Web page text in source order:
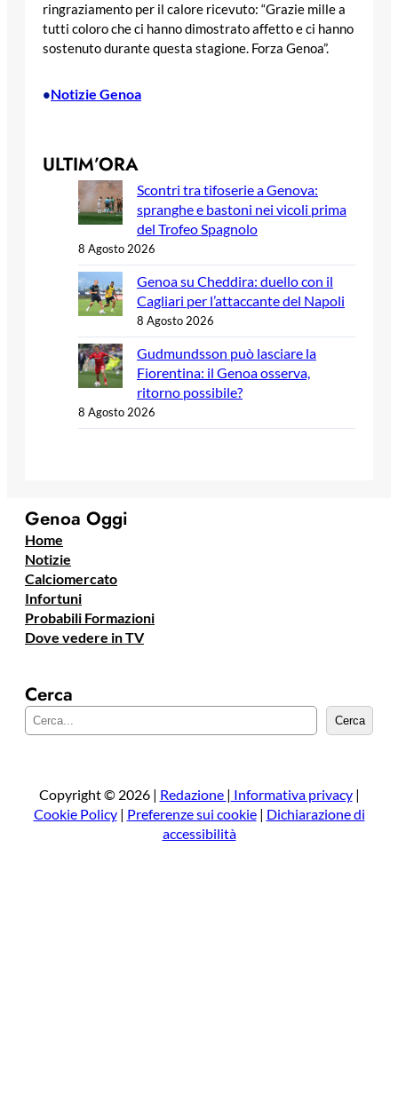
ringraziamento per il calore ricevuto: “Grazie mille a
tutti coloro che ci hanno dimostrato affetto e ci hanno
sostenuto durante questa stagione. Forza Genoa”.
•Notizie Genoa
ULTIM’ORA
Scontri tra tifoserie a Genova:
spranghe e bastoni nei vicoli prima
del Trofeo Spagnolo
8 Agosto 2026
Genoa su Cheddira: duello con il
Cagliari per l’attaccante del Napoli
8 Agosto 2026
Gudmundsson può lasciare la
Fiorentina: il Genoa osserva,
ritorno possibile?
8 Agosto 2026
Genoa Oggi
Home
Notizie
Calciomercato
Infortuni
Probabili Formazioni
Dove vedere in TV
Cerca
e
a
Cerca
Copyright © 2026 | Redazione | Informativa privacy|
Cookie Policy| Preferenze sui cookie| Dichiarazione di
accessibilità